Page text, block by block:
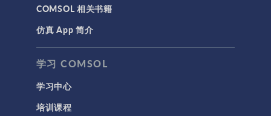
数。当零件用户将
其添加为零件实例
时，这些输入参数
就可以供零件用户
使用。此外，您还
参数 子节点来定义
在组件中局部使用
MEMS & 压电器件
声学与振动
岩土力学
材料模型
结构力学
结构动力学
COMSOL 相关书籍
仿真 App 简介
学习 COMSOL
学习中心
培训课程